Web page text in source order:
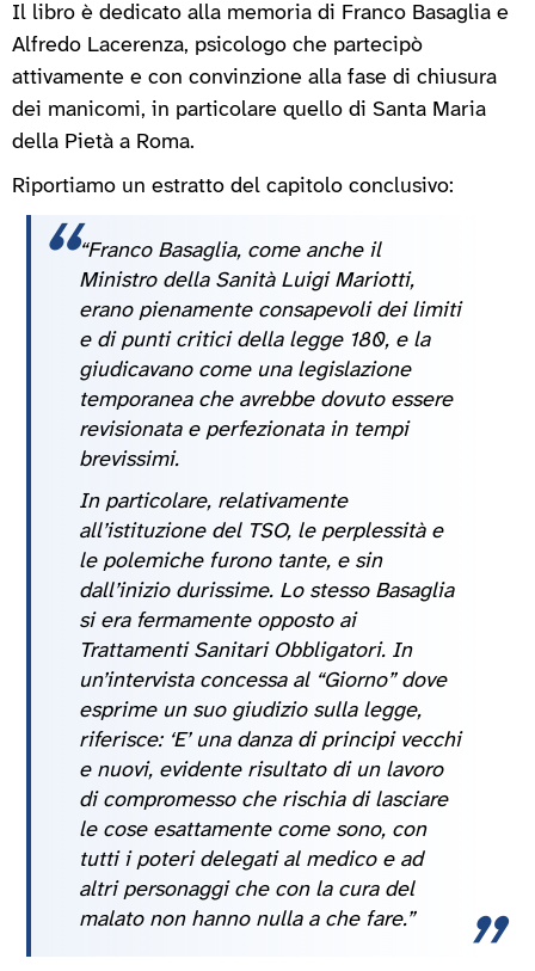
Il libro è dedicato alla memoria di Franco Basaglia e
Alfredo Lacerenza, psicologo che partecipò
attivamente e con convinzione alla fase di chiusura
dei manicomi, in particolare quello di Santa Maria
della Pietà a Roma.
Riportiamo un estratto del capitolo conclusivo:
“Franco Basaglia, come anche il
Ministro della Sanità Luigi Mariotti,
erano pienamente consapevoli dei limiti
e di punti critici della legge 180, e la
giudicavano come una legislazione
temporanea che avrebbe dovuto essere
revisionata e perfezionata in tempi
brevissimi.
In particolare, relativamente
all’istituzione del TSO, le perplessità e
le polemiche furono tante, e sin
dall’inizio durissime. Lo stesso Basaglia
si era fermamente opposto ai
Trattamenti Sanitari Obbligatori. In
un’intervista concessa al “Giorno” dove
esprime un suo giudizio sulla legge,
riferisce: ‘E’ una danza di principi vecchi
e nuovi, evidente risultato di un lavoro
di compromesso che rischia di lasciare
le cose esattamente come sono, con
tutti i poteri delegati al medico e ad
altri personaggi che con la cura del
malato non hanno nulla a che fare.”